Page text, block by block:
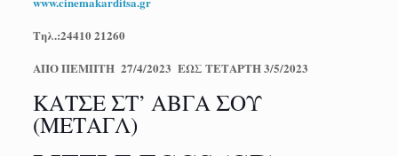
Τηλ.:24410 21260
ΑΠΟ ΠΕΜΠΤΗ 27/4/2023 ΕΩΣ ΤΕΤΑΡΤΗ 3/5/2023
ΚΑΤΣΕ ΣΤ’ ΑΒΓΑ ΣΟΥ
(ΜΕΤΑΓΛ)